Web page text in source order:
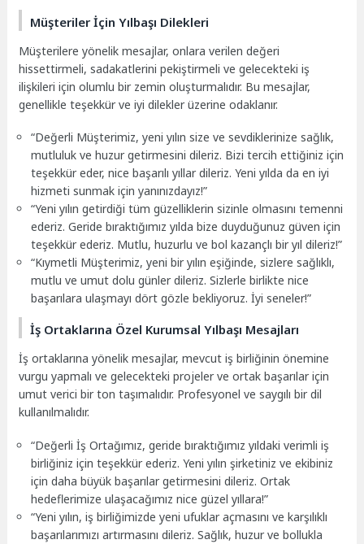
Müşteriler İçin Yılbaşı Dilekleri
Müşterilere yönelik mesajlar, onlara verilen değeri
hissettirmeli, sadakatlerini pekiştirmeli ve gelecekteki iş
ilişkileri için olumlu bir zemin oluşturmalıdır. Bu mesajlar,
genellikle teşekkür ve iyi dilekler üzerine odaklanır.
“Değerli Müşterimiz, yeni yılın size ve sevdiklerinize sağlık,
mutluluk ve huzur getirmesini dileriz. Bizi tercih ettiğiniz için
teşekkür eder, nice başarılı yıllar dileriz. Yeni yılda da en iyi
hizmeti sunmak için yanınızdayız!”
“Yeni yılın getirdiği tüm güzelliklerin sizinle olmasını temenni
ederiz. Geride bıraktığımız yılda bize duyduğunuz güven için
teşekkür ederiz. Mutlu, huzurlu ve bol kazançlı bir yıl dileriz!”
“Kıymetli Müşterimiz, yeni bir yılın eşiğinde, sizlere sağlıklı,
mutlu ve umut dolu günler dileriz. Sizlerle birlikte nice
başarılara ulaşmayı dört gözle bekliyoruz. İyi seneler!”
İş Ortaklarına Özel Kurumsal Yılbaşı Mesajları
İş ortaklarına yönelik mesajlar, mevcut iş birliğinin önemine
vurgu yapmalı ve gelecekteki projeler ve ortak başarılar için
umut verici bir ton taşımalıdır. Profesyonel ve saygılı bir dil
kullanılmalıdır.
“Değerli İş Ortağımız, geride bıraktığımız yıldaki verimli iş
birliğiniz için teşekkür ederiz. Yeni yılın şirketiniz ve ekibiniz
için daha büyük başarılar getirmesini dileriz. Ortak
hedeflerimize ulaşacağımız nice güzel yıllara!”
“Yeni yılın, iş birliğimizde yeni ufuklar açmasını ve karşılıklı
başarılarımızı artırmasını dileriz. Sağlık, huzur ve bollukla